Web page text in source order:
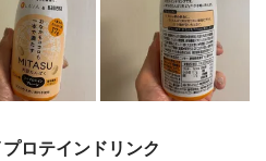
ロテインドリンク